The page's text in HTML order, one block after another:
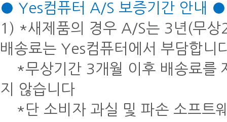
● Yes컴퓨터 A/S 보증기간 안내 ●
1) *새제품의 경우 A/S는 3년(무
배송료는 Yes컴퓨터에서 부담합니
*무상기간 3개월 이후 배송료를
지 않습니다
*단 소비자 과실 및 파손 소프트